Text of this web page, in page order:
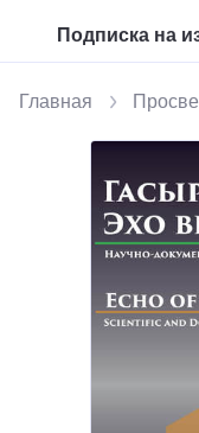
Подписка на
Главная